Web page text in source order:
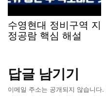
수영현대 정비구역 지
정공람 핵심 해설
답글 남기기
이메일 주소는 공개되지 않습니다.